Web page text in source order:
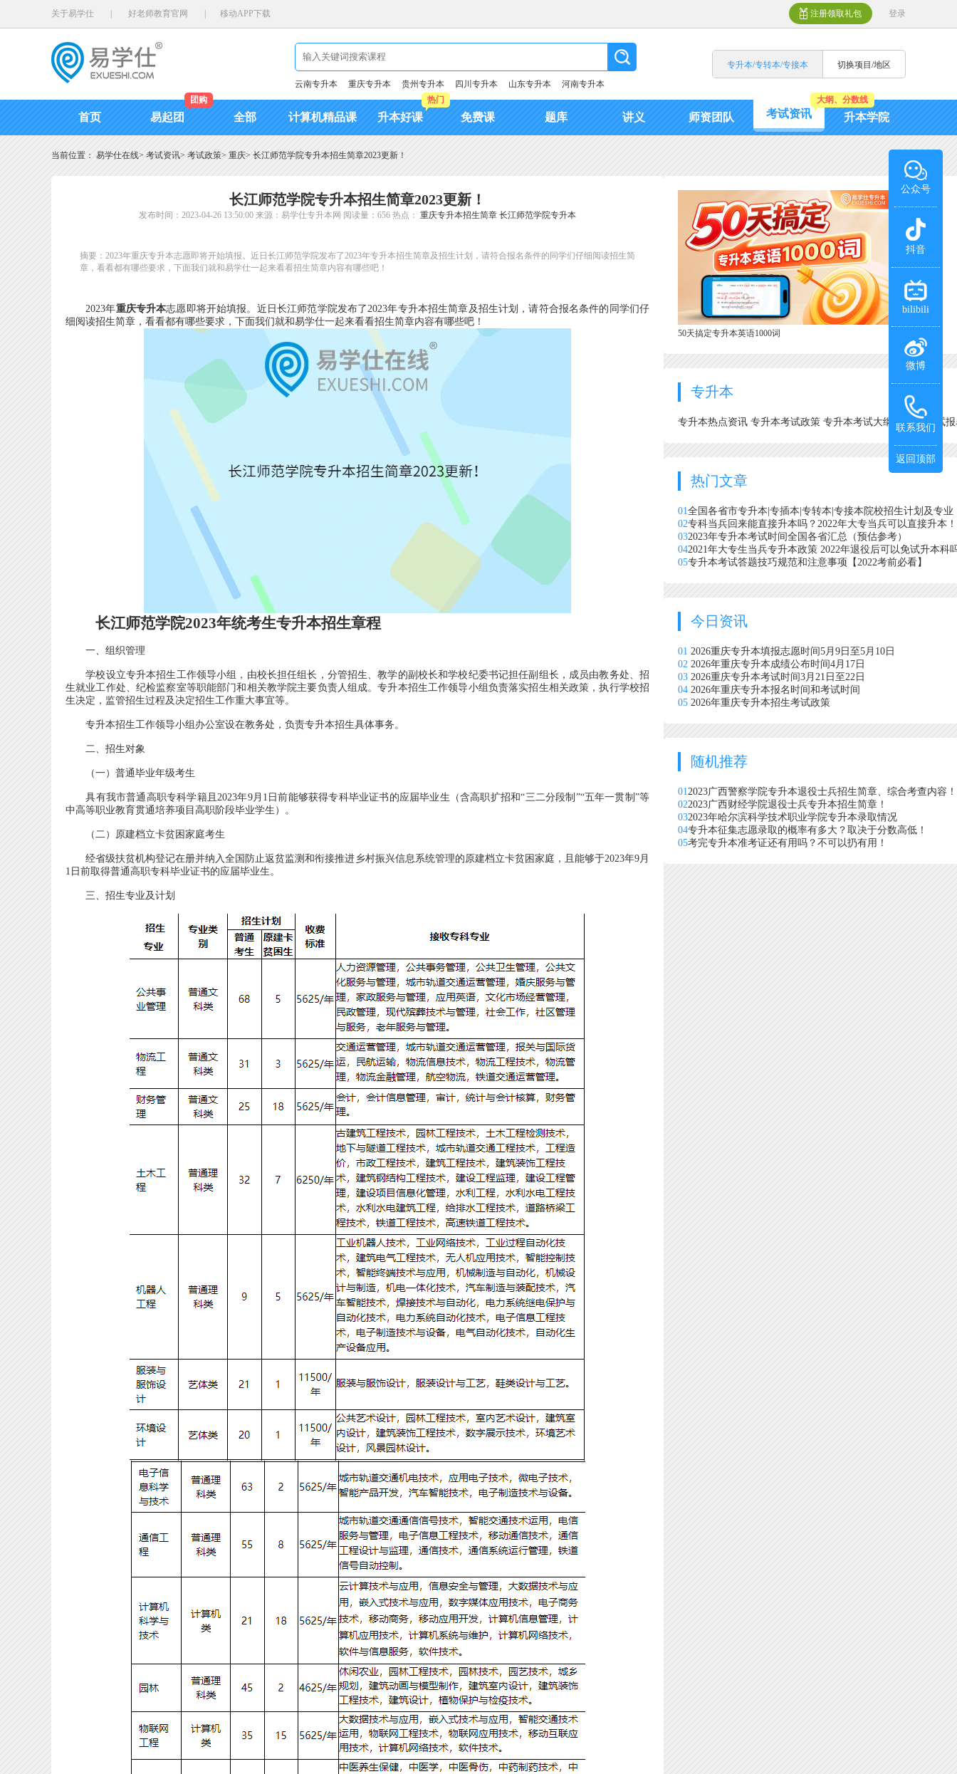
关于易学仕 好老师教育官网 移动APP下载 注册领取礼包 登录
云南专升本 重庆专升本 贵州专升本 四川专升本 山东专升本 河南专升本
专升本/专转本/专接本 切换项目/地区
首页 易起团
团购
全部 计算机精品课 升本好课
热门
免费课 题库 讲义 师资团队 考试资讯
大纲、分数线
升本学院
当前位置： 易学仕在线> 考试资讯> 考试政策> 重庆> 长江师范学院专升本招生简章2023更新！
长江师范学院专升本招生简章2023更新！
发布时间：2023-04-26 13:50:00 来源：易学仕专升本网 阅读量：656 热点： 重庆专升本招生简章 长江师范学院专升本
摘要：2023年重庆专升本志愿即将开始填报。近日长江师范学院发布了2023年专升本招生简章及招生计划，请符合报名条件的同学们仔细阅读招生简
章，看看都有哪些要求，下面我们就和易学仕一起来看看招生简章内容有哪些吧！
2023年重庆专升本志愿即将开始填报。近日长江师范学院发布了2023年专升本招生简章及招生计划，请符合报名条件的同学们仔
细阅读招生简章，看看都有哪些要求，下面我们就和易学仕一起来看看招生简章内容有哪些吧！
长江师范学院2023年统考生专升本招生章程
一、组织管理
学校设立专升本招生工作领导小组，由校长担任组长，分管招生、教学的副校长和学校纪委书记担任副组长，成员由教务处、招
生就业工作处、纪检监察室等职能部门和相关教学院主要负责人组成。专升本招生工作领导小组负责落实招生相关政策，执行学校招
生决定，监管招生过程及决定招生工作重大事宜等。
专升本招生工作领导小组办公室设在教务处，负责专升本招生具体事务。
二、招生对象
（一）普通毕业年级考生
具有我市普通高职专科学籍且2023年9月1日前能够获得专科毕业证书的应届毕业生（含高职扩招和“三二分段制”“五年一贯制”等
中高等职业教育贯通培养项目高职阶段毕业学生）。
（二）原建档立卡贫困家庭考生
经省级扶贫机构登记在册并纳入全国防止返贫监测和衔接推进乡村振兴信息系统管理的原建档立卡贫困家庭，且能够于2023年9月
1日前取得普通高职专科毕业证书的应届毕业生。
三、招生专业及计划
50天搞定专升本英语1000词
专升本
专升本热点资讯 专升本考试政策 专升本考试大纲 专升本考试
热门文章
01全国各省市专升本|专插本|专转本|专接本院校招生计划及专业
02专科当兵回来能直接升本吗？2022年大专当兵可以直接升本！
032023年专升本考试时间全国各省汇总（预估参考）
042021年大专生当兵专升本政策 2022年退役后可以免试升本科
05专升本考试答题技巧规范和注意事项【2022考前必看】
今日资讯
01 2026重庆专升本填报志愿时间5月9日至5月10日
02 2026年重庆专升本成绩公布时间4月17日
03 2026重庆专升本考试时间3月21日至22日
04 2026年重庆专升本报名时间和考试时间
05 2026年重庆专升本招生考试政策
随机推荐
012023广西警察学院专升本退役士兵招生简章、综合考查内容！
022023广西财经学院退役士兵专升本招生简章！
032023年哈尔滨科学技术职业学院专升本录取情况
04专升本征集志愿录取的概率有多大？取决于分数高低！
05考完专升本准考证还有用吗？不可以扔有用！
公众号
抖音
bilibili
微博
联系我们
返回顶部